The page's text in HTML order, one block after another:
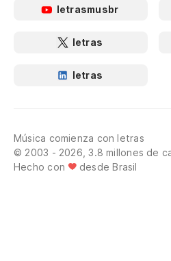
letrasmusbr
letras
letras
Música comienza con letras
© 2003 - 2026, 3.8 millones de
Hecho con
desde Brasil